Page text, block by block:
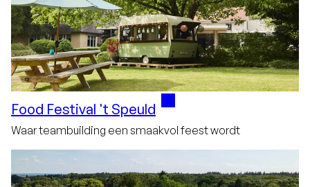
Food Festival 't Speuld
Waar teambuilding een smaakvol feest wordt